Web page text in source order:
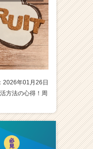
2026年01月26日
方法の心得！周